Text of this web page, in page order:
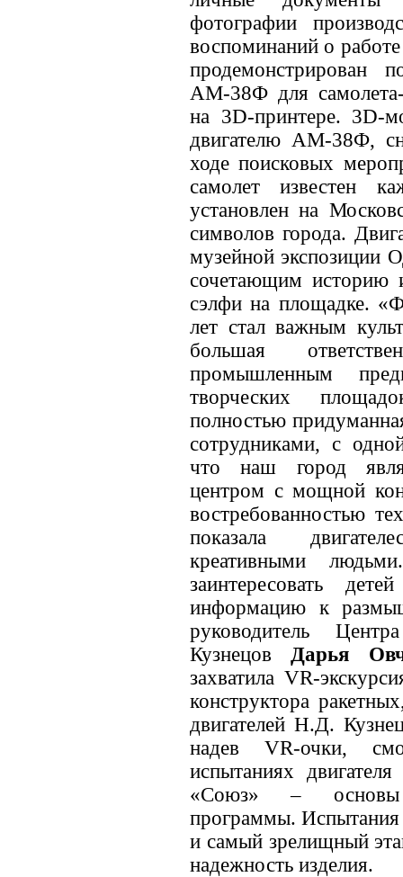
фотографии
воспоминаний о
продемонстрирован
АМ-38Ф для
на 3D-принтере. 3D-
двигателю АМ-38Ф,
ходе поисковых
самолет известен
установлен на
символов города.
музейной экспозиции
сочетающим историю
сэлфи на площадке.
лет стал важным
большая
промышленным
творческих
полностью
сотрудниками, с
что наш город
центром с мощной
востребованностью
показала
креативными
заинтересовать
информацию к
руководитель
КузнецовДарья
захватила VR-
конструктора
двигателей Н.Д.
надев VR-очки,
испытаниях
«Союз» – основы
программы. Испытания
и самый зрелищный
надежность изделия.